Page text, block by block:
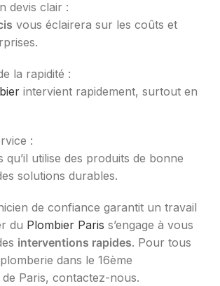
devis clair :
vous éclairera sur les coûts et
la rapidité :
intervient rapidement, surtout en
:
qu’il utilise des produits de bonne
solutions durables.
de confiance garantit un travail
du Plombier Paris s’engage à vous
interventions rapides. Pour tous
dans le 16ème
Paris, contactez-nous.